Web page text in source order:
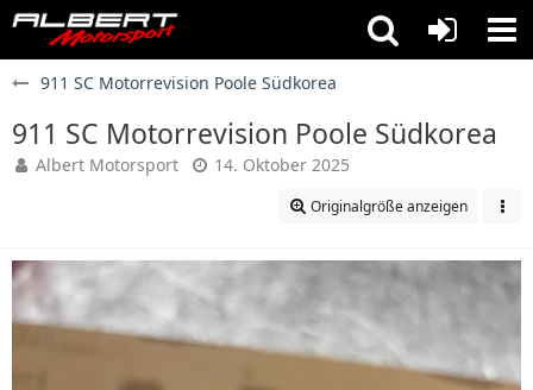
911 SC Motorrevision Poole Südkorea
911 SC Motorrevision Poole Südkorea
Albert Motorsport 14. Oktober 2025
Originalgröße anzeigen